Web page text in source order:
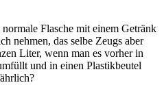
Flasche mit einem Getränk
nehmen, das selbe Zeugs aber
Liter, wenn man es vorher in
und in einen Plastikbeutel